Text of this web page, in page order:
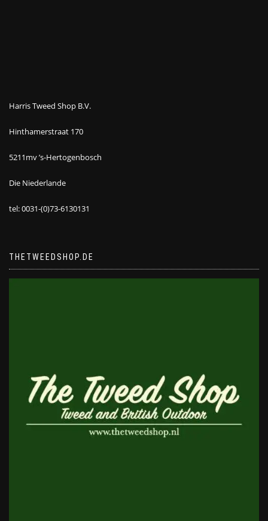
Harris Tweed Shop B.V.
Hinthamerstraat 170
5211mv ’s-Hertogenbosch
Die Niederlande
tel: 0031-(0)73-6130131
THETWEEDSHOP.DE